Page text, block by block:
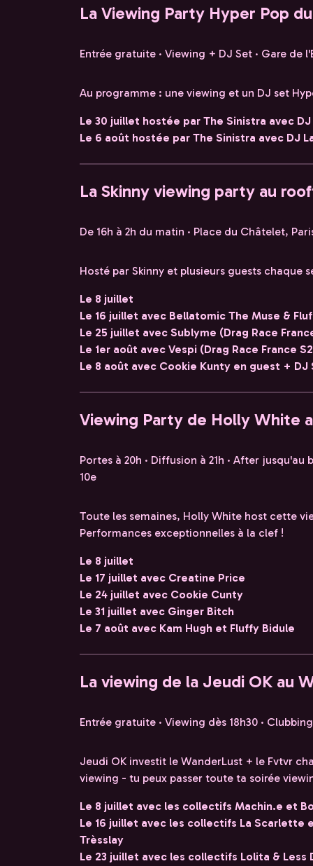
La Viewing Party Hyper Pop
Entrée gratuite · Viewing + DJ Set · Gare de
Au programme : une viewing et un DJ set
Le 30 juillet hostée par The Sinistra avec
Le 6 août hostée par The Sinistra avec DJ
La Skinny viewing party au
De 16h à 2h du matin · Place du Châtelet,
Hosté par Skinny et plusieurs guests chaque
Le 8 juillet
Le 16 juillet avec Bellatomic The Muse &
Le 25 juillet avec Sublyme (Drag Race
Le 1er août avec Vespi (Drag Race France
Le 8 août avec Cookie Kunty en guest + DJ
Viewing Party de Holly White
Portes à 20h · Diffusion à 21h · After
10e
Toute les semaines, Holly White host cette
Performances exceptionnelles à la clef !
Le 8 juillet
Le 17 juillet avec Creatine Price
Le 24 juillet avec Cookie Cunty
Le 31 juillet avec Ginger Bitch
Le 7 août avec Kam Hugh et Fluffy Bidule
La viewing de la Jeudi OK au
Entrée gratuite · Viewing dès 18h30 ·
Jeudi OK investit le WanderLust + le Fvtvr
viewing - tu peux passer toute ta soirée
Le 8 juillet avec les collectifs Machin.e et
Le 16 juillet avec les collectifs La Scarlette
Trèsslay
Le 23 juillet avec les collectifs Lolita & Less